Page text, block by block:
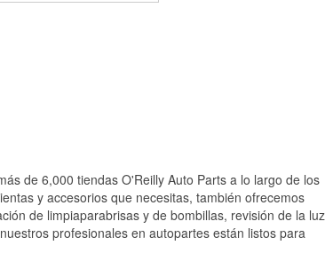
de 6,000 tiendas O'Reilly Auto Parts a lo largo de los
y accesorios que necesitas, también ofrecemos
de limpiaparabrisas y de bombillas, revisión de la luz
profesionales en autopartes están listos para